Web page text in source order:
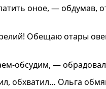
оное, — обдумав,
Обещаю отары
обсудим, —
обхватил… Ольга